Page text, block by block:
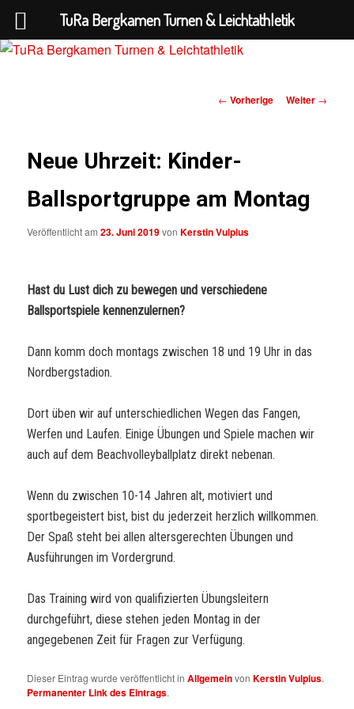
Leichtathletik
Beitrags-
← Vorherige Weiter →
Neue Uhrzeit: Kinder-
Ballsportgruppe am Montag
Veröffentlicht am23. Juni 2019vonKerstin Vulpius
Hast du Lust dich zu bewegen und verschiedene
Ballsportspiele kennenzulernen?
Dann komm doch montags zwischen 18 und 19 Uhr in das
Nordbergstadion.
Dort üben wir auf unterschiedlichen Wegen das Fangen,
Werfen und Laufen. Einige Übungen und Spiele machen wir
auch auf dem Beachvolleyballplatz direkt nebenan.
Wenn du zwischen 10-14 Jahren alt, motiviert und
sportbegeistert bist, bist du jederzeit herzlich willkommen.
Der Spaß steht bei allen altersgerechten Übungen und
Ausführungen im Vordergrund.
Das Training wird von qualifizierten Übungsleitern
durchgeführt, diese stehen jeden Montag in der
angegebenen Zeit für Fragen zur Verfügung.
Dieser Eintrag wurde veröffentlicht inAllgemeinvonKerstin Vulpius.
Permanenter Link des Eintrags.
TuRa Bergkamen Turnen & Leichtathletik